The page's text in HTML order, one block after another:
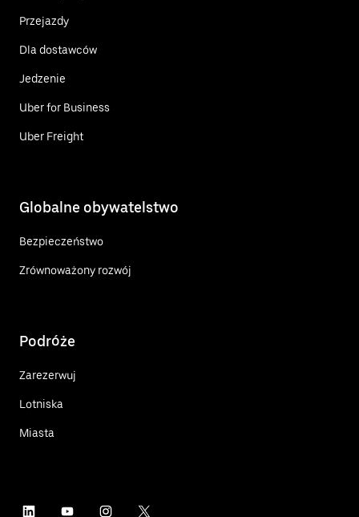
Przejazdy
Dla dostawców
Jedzenie
Uber for Business
Uber Freight
Globalne obywatelstwo
Bezpieczeństwo
Zrównoważony rozwój
Podróże
Zarezerwuj
Lotniska
Miasta